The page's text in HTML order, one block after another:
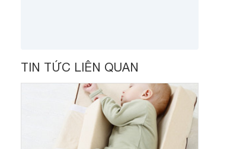
TIN TỨC LIÊN QUAN